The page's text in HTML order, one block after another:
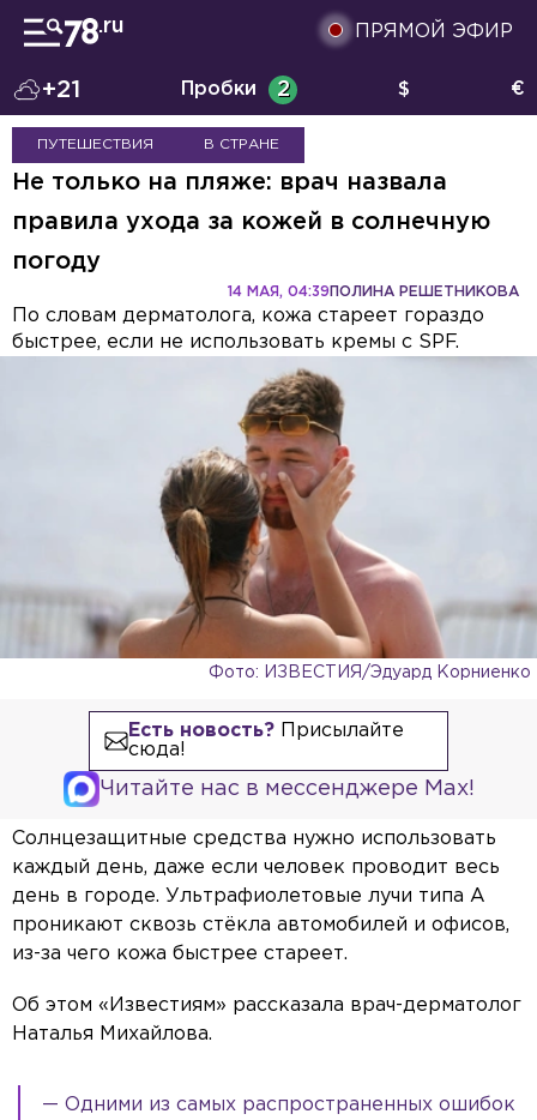
ПРЯМОЙ ЭФИР
+21 Пробки 2 $ €
ПУТЕШЕСТВИЯ В СТРАНЕ
Не только на пляже: врач назвала
правила ухода за кожей в солнечную
погоду
ПОЛИНА РЕШЕТНИКОВА
14 МАЯ, 04:39
По словам дерматолога, кожа стареет гораздо
быстрее, если не использовать кремы с SPF.
Фото: ИЗВЕСТИЯ/Эдуард Корниенко
Есть новость?Присылайте
сюда!
Читайте нас в мессенджере Max!
Солнцезащитные средства нужно использовать
каждый день, даже если человек проводит весь
день в городе. Ультрафиолетовые лучи типа А
проникают сквозь стёкла автомобилей и офисов,
из-за чего кожа быстрее стареет.
Об этом «Известиям» рассказала врач-дерматолог
Наталья Михайлова.
— Одними из самых распространенных ошибок